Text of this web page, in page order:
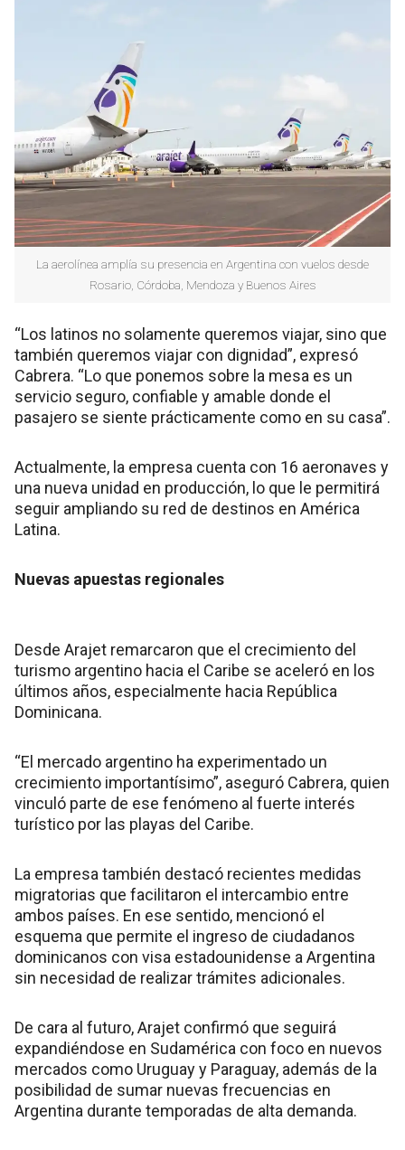
La aerolínea amplía su presencia en Argentina con vuelos desde
Rosario, Córdoba, Mendoza y Buenos Aires
“Los latinos no solamente queremos viajar, sino que
también queremos viajar con dignidad”, expresó
Cabrera. “Lo que ponemos sobre la mesa es un
servicio seguro, confiable y amable donde el
pasajero se siente prácticamente como en su casa”.
Actualmente, la empresa cuenta con 16 aeronaves y
una nueva unidad en producción, lo que le permitirá
seguir ampliando su red de destinos en América
Latina.
Nuevas apuestas regionales
Desde Arajet remarcaron que el crecimiento del
turismo argentino hacia el Caribe se aceleró en los
últimos años, especialmente hacia República
Dominicana.
“El mercado argentino ha experimentado un
crecimiento importantísimo”, aseguró Cabrera, quien
vinculó parte de ese fenómeno al fuerte interés
turístico por las playas del Caribe.
La empresa también destacó recientes medidas
migratorias que facilitaron el intercambio entre
ambos países. En ese sentido, mencionó el
esquema que permite el ingreso de ciudadanos
dominicanos con visa estadounidense a Argentina
sin necesidad de realizar trámites adicionales.
De cara al futuro, Arajet confirmó que seguirá
expandiéndose en Sudamérica con foco en nuevos
mercados como Uruguay y Paraguay, además de la
posibilidad de sumar nuevas frecuencias en
Argentina durante temporadas de alta demanda.